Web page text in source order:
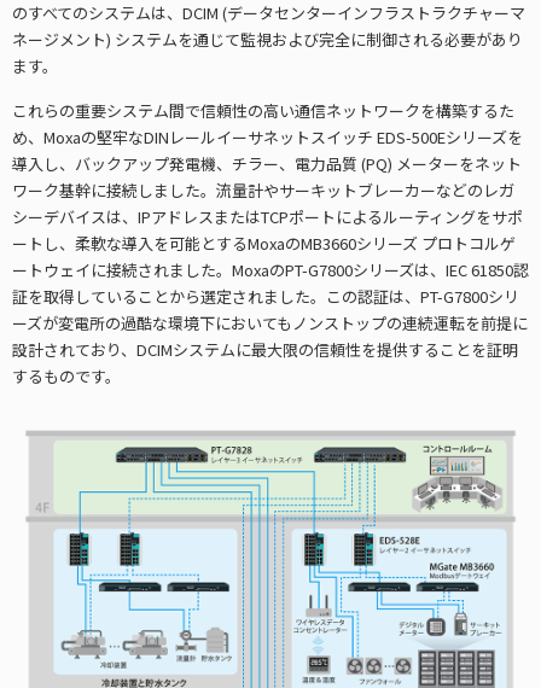
のすべてのシステムは、DCIM (データセンターインフラストラクチャーマ
ネージメント) システムを通じて監視および完全に制御される必要があり
ます。
これらの重要システム間で信頼性の高い通信ネットワークを構築するた
め、Moxaの堅牢なDINレールイーサネットスイッチ EDS-500Eシリーズを
導入し、バックアップ発電機、チラー、電力品質 (PQ) メーターをネット
ワーク基幹に接続しました。流量計やサーキットブレーカーなどのレガ
シーデバイスは、IPアドレスまたはTCPポートによるルーティングをサポ
ートし、柔軟な導入を可能とするMoxaのMB3660シリーズ プロトコルゲ
ートウェイに接続されました。MoxaのPT-G7800シリーズは、IEC 61850認
証を取得していることから選定されました。この認証は、PT-G7800シリ
ーズが変電所の過酷な環境下においてもノンストップの連続運転を前提に
設計されており、DCIMシステムに最大限の信頼性を提供することを証明
するものです。